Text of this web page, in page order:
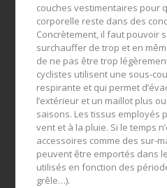
couches vestimentaires pour
corporelle reste dans des
Concrètement, il faut pouvoir
surchauffer de trop et en
de ne pas être trop
cyclistes utilisent une sous-
respirante et qui permet
l’extérieur et un maillot plus
saisons. Les tissus employés
vent et à la pluie. Si le temps
accessoires comme des sur-
peuvent être emportés dans
utilisés en fonction des
grêle…).